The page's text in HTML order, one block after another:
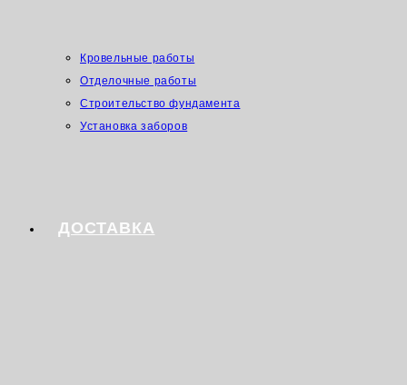
Кровельные работы
Отделочные работы
Строительство фундамента
Установка заборов
ДОСТАВКА